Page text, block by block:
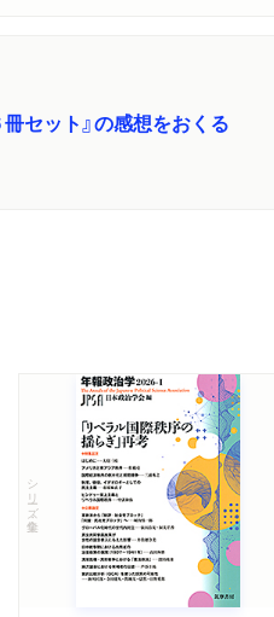
セット』の感想をおくる
シリーズ・全集